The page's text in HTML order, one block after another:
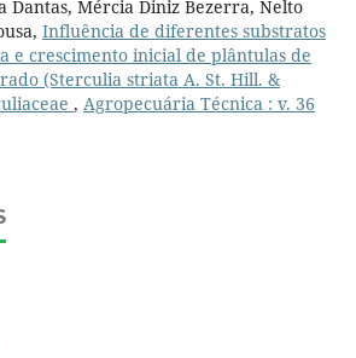
Dantas, Mércia Diniz Bezerra, Nelto
Influência de diferentes substratos
e crescimento inicial de plântulas de
(Sterculia striata A. St. Hill. &
, Agropecuária Técnica : v. 36